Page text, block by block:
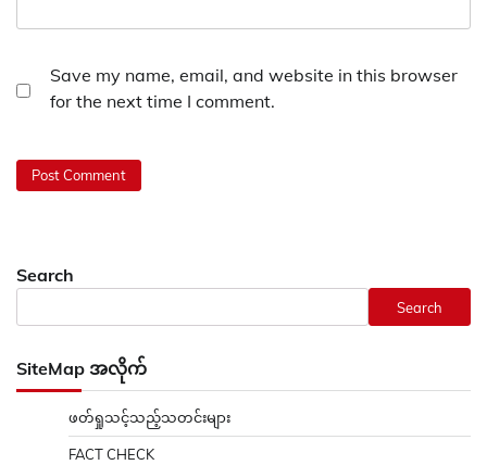
Save my name, email, and website in this browser
for the next time I comment.
Search
Search
SiteMap အလိုက်
ဖတ်ရှုသင့်သည့်သတင်းများ
FACT CHECK